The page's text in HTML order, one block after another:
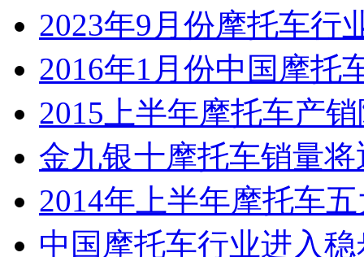
2023年9月份摩托车行
2016年1月份中国摩托
2015上半年摩托车产
金九银十摩托车销量
2014年上半年摩托车
中国摩托车行业进入